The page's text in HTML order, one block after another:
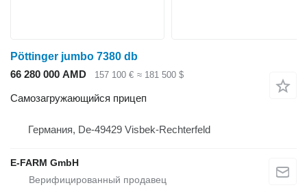
Pöttinger jumbo 7380 db
66 280 000 AMD
157 100 € ≈ 181 500 $
Самозагружающийся прицеп
Германия, De-49429 Visbek-Rechterfeld
E-FARM GmbH